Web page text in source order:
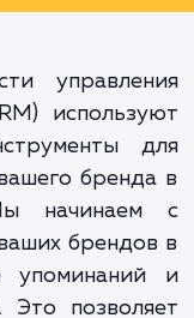
системах